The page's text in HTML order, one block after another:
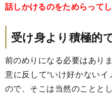
話しかけるのをためらって
受け身より積極的
前のめりになる必要はあり
意に反して“いけ好かない
ので、そこは当然のことと